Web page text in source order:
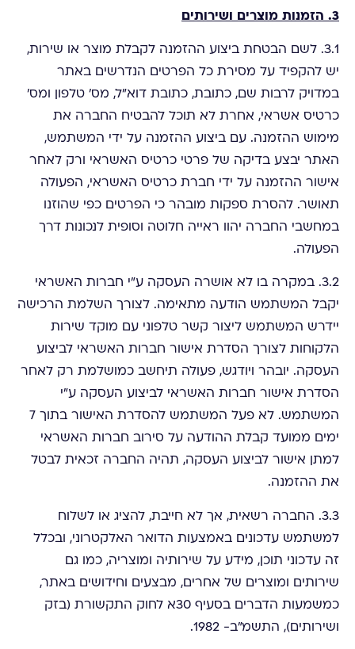
3. הזמנות מוצרים ושירותים
3.1. לשם הבטחת ביצוע ההזמנה לקבלת מוצר או שירות,
יש להקפיד על מסירת כל הפרטים הנדרשים באתר
במדויק לרבות שם, כתובת, כתובת דוא"ל, מס' טלפון ומס'
כרטיס אשראי, אחרת לא תוכל להבטיח החברה את
מימוש ההזמנה. עם ביצוע ההזמנה על ידי המשתמש,
האתר יבצע בדיקה של פרטי כרטיס האשראי ורק לאחר
אישור ההזמנה על ידי חברת כרטיס האשראי, הפעולה
תאושר. להסרת ספקות מובהר כי הפרטים כפי שהוזנו
במחשבי החברה יהוו ראייה חלוטה וסופית לנכונות דרך
הפעולה.
3.2. במקרה בו לא אושרה העסקה ע"י חברות האשראי
יקבל המשתמש הודעה מתאימה. לצורך השלמת הרכישה
יידרש המשתמש ליצור קשר טלפוני עם מוקד שירות
הלקוחות לצורך הסדרת אישור חברות האשראי לביצוע
העסקה. יובהר ויודגש, פעולה תיחשב כמושלמת רק לאחר
הסדרת אישור חברות האשראי לביצוע העסקה ע"י
המשתמש. לא פעל המשתמש להסדרת האישור בתוך 7
ימים ממועד קבלת ההודעה על סירוב חברות האשראי
למתן אישור לביצוע העסקה, תהיה החברה זכאית לבטל
את ההזמנה.
3.3. החברה רשאית, אך לא חייבת, להציג או לשלוח
למשתמש עדכונים באמצעות הדואר האלקטרוני, ובכלל
זה עדכוני תוכן, מידע על שירותיה ומוצריה, כמו גם
שירותים ומוצרים של אחרים, מבצעים וחידושים באתר,
כמשמעות הדברים בסעיף 30א לחוק התקשורת (בזק
ושירותים), התשמ"ב- 1982.